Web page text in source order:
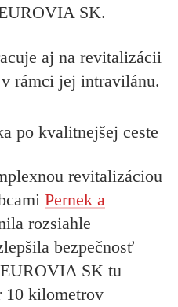
SK.
aj na revitalizácii
rámci jej intravilánu.
po kvalitnejšej ceste
revitalizáciou
Pernek a
rozsiahle
bezpečnosť
SK tu
10 kilometrov